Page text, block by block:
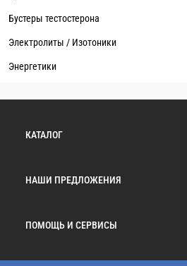
Бустеры тестостерона
Электролиты / Изотоники
Энергетики
КАТАЛОГ
НАШИ ПРЕДЛОЖЕНИЯ
ПОМОЩЬ И СЕРВИСЫ